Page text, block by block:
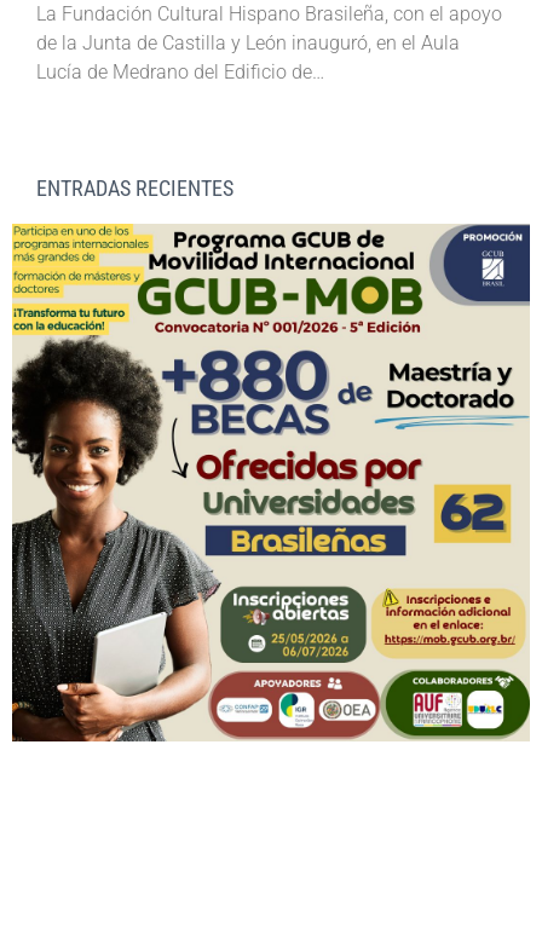
La Fundación Cultural Hispano Brasileña, con el apoyo
de la Junta de Castilla y León inauguró, en el Aula
Lucía de Medrano del Edificio de…
ENTRADAS RECIENTES